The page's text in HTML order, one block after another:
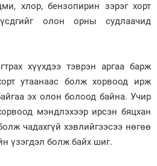
хлор, бензопирин зэрэг хорт
олон орны судлаачид
хүүхдээ тэврэн аргаа барж
утаанаас болж хорвоод ирж
эх олон болоод байна. Учир
мэндлэхээр ирсэн бяцхан
чадахгүй хэвлийгээсээ нөгөө
үзэгдэл болж байх шиг.